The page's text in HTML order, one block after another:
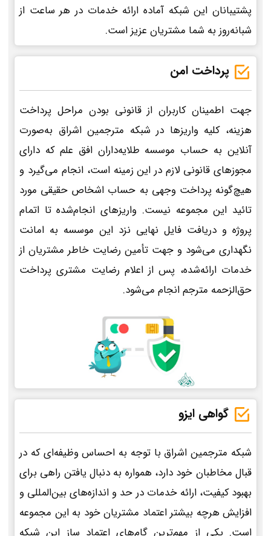
پشتیبانان این شبکه آماده ارائه خدمات در هر ساعت از
شبانه‌روز به شما مشتریان عزیز است.
پرداخت امن
جهت اطمینان کاربران از قانونی بودن مراحل پرداخت
هزینه، کلیه واریزها در شبکه مترجمین اشراق به‌صورت
آنلاین به حساب موسسه طلایه‌داران افق علم که دارای
مجوزهای قانونی لازم در این زمینه است، انجام می‌گیرد و
هیچ‌گونه پرداخت وجهی به حساب اشخاص حقیقی مورد
تائید این مجموعه نیست. واریزهای انجام‌شده تا اتمام
پروژه و دریافت فایل نهایی نزد این موسسه به امانت
نگهداری می‌شود و جهت تأمین رضایت خاطر مشتریان از
خدمات ارائه‌شده، پس از اعلام رضایت مشتری پرداخت
حق‌الزحمه مترجم انجام می‌شود.
گواهی ایزو
شبکه مترجمین اشراق با توجه به احساس وظیفه‌ای که در
قبال مخاطبان خود دارد، همواره به دنبال یافتن راهی برای
بهبود کیفیت، ارائه خدمات در حد و اندازه‌های بین‌المللی و
افزایش هرچه بیشتر اعتماد مشتریان خود به این مجموعه